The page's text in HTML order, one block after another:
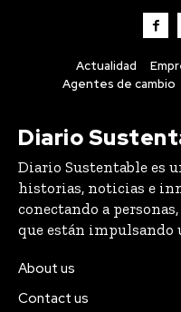
Actualidad
Agentes de cambio
Diario
Diario Sustentable es
historias, noticias e
conectando a
que están
About us
Contact us